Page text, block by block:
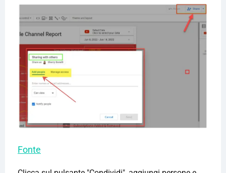
Fonte